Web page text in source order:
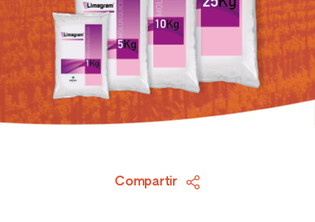
Compartir